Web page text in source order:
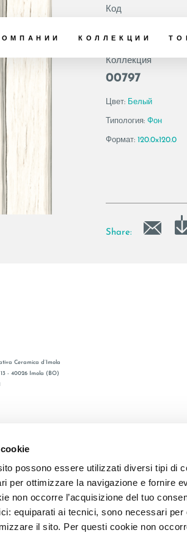
possono essere utilizzati diversi tipi di
per ottimizzare la navigazione e fornire
non occorre l’acquisizione del tuo
equiparati ai tecnici, sono necessari
il sito. Per questi cookie non
КОЛЛЕКЦИИ
Код
Коллекция
00797
Цвет: Белый
Типология: Фон
Формат: 120.0x120.0
Share:
Ceramica d’Imola
- 40026 Imola (BO)
E REG. IMPR. BO 00286900378 R.E.A. BO 5545